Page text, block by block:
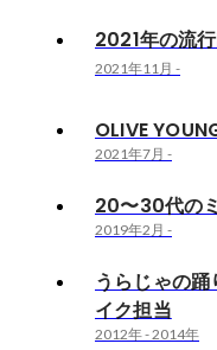
2021年の流
2021年11月 -
OLIVE
2021年7月 -
20〜30代の
2019年2月 -
うらじゃの
イク担当
2012年-2014年